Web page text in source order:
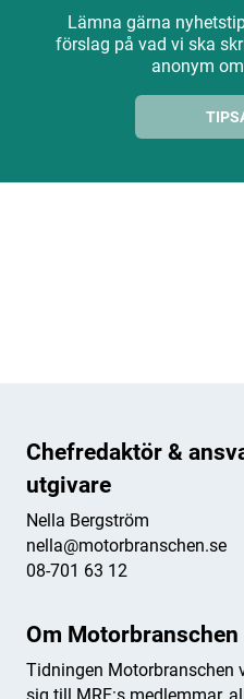
Lämna gärna
förslag på vad vi ska
anonym
Om Motorbranschen
Tidningen Motorbranschen
Chefredaktör &
utgivare
Nella Bergström
nella@motorbranschen.se
08-701 63 12